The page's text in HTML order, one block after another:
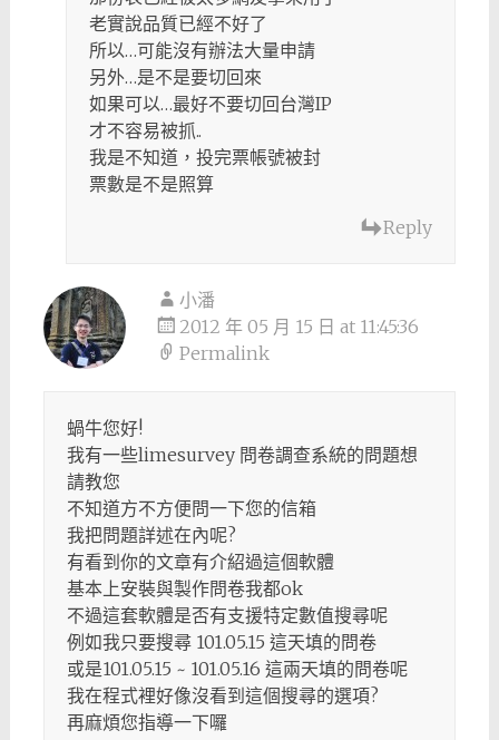
老實說品質已經不好了
所以…可能沒有辦法大量申請
另外…是不是要切回來
如果可以…最好不要切回台灣IP
才不容易被抓..
我是不知道，投完票帳號被封
票數是不是照算
Reply
小潘
2012 年 05 月 15 日 at 11:45:36
Permalink
蝸牛您好!
我有一些limesurvey 問卷調查系統的問題想
請教您
不知道方不方便問一下您的信箱
我把問題詳述在內呢?
有看到你的文章有介紹過這個軟體
基本上安裝與製作問卷我都ok
不過這套軟體是否有支援特定數值搜尋呢
例如我只要搜尋 101.05.15 這天填的問卷
或是101.05.15 ~ 101.05.16 這兩天填的問卷呢
我在程式裡好像沒看到這個搜尋的選項?
再麻煩您指導一下囉